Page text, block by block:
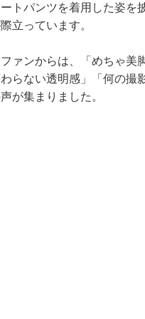
トパンツを着用した姿を
立っています。
ァンからは、「めちゃ美
らない透明感」「何の撮
が集まりました。